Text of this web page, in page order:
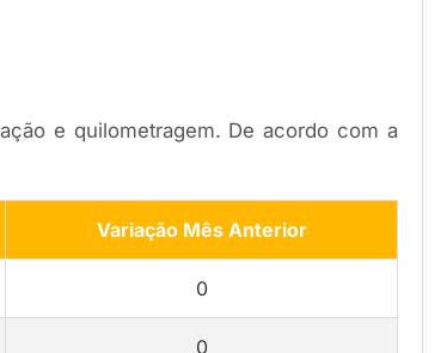
e quilometragem. De acordo com a
Variação Mês Anterior
0
0